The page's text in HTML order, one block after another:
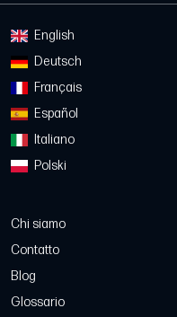
English
Deutsch
Français
Español
Italiano
Polski
Chi siamo
Contatto
Blog
Glossario